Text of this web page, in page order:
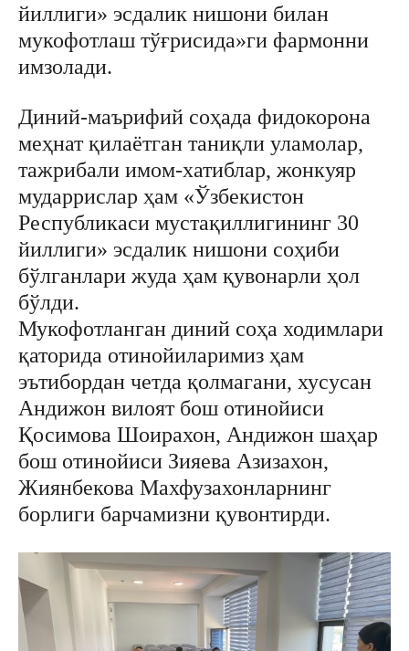
йиллиги» эсдалик нишони билан
мукофотлаш тўғрисида»ги фармонни
имзолади.
Диний-маърифий соҳада фидокорона
меҳнат қилаётган таниқли уламолар,
тажрибали имом-хатиблар, жонкуяр
мударрислар ҳам «Ўзбекистон
Республикаси мустақиллигининг 30
йиллиги» эсдалик нишони соҳиби
бўлганлари жуда ҳам қувонарли ҳол
бўлди.
Мукофотланган диний соҳа ходимлари
қаторида отинойиларимиз ҳам
эътибордан четда қолмагани, хусусан
Андижон вилоят бош отинойиси
Қосимова Шоирахон, Андижон шаҳар
бош отинойиси Зияева Азизахон,
Жиянбекова Махфузахонларнинг
борлиги барчамизни қувонтирди.